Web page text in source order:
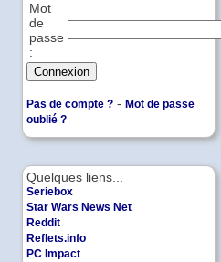
Quelques liens...
Seriebox
Star Wars News Net
Reddit
Reflets.info
PC Impact
Mot
de
passe
:
Pas de compte ? - Mot de passe
oublié ?